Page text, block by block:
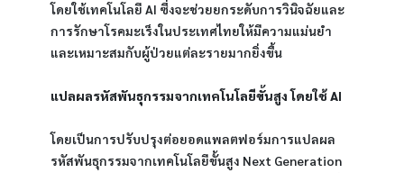
โดยใช้เทคโนโลยี AI ซึ่งจะช่วยยกระดับการวินิจฉัยและ
การรักษาโรคมะเร็งในประเทศไทยให้มีความแม่นยำ
และเหมาะสมกับผู้ป่วยแต่ละรายมากยิ่งขึ้น
แปลผลรหัสพันธุกรรมจากเทคโนโลยีขั้นสูง โดยใช้ AI
โดยเป็นการปรับปรุงต่อยอดแพลตฟอร์มการแปลผล
รหัสพันธุกรรมจากเทคโนโลยีขั้นสูง Next Generation